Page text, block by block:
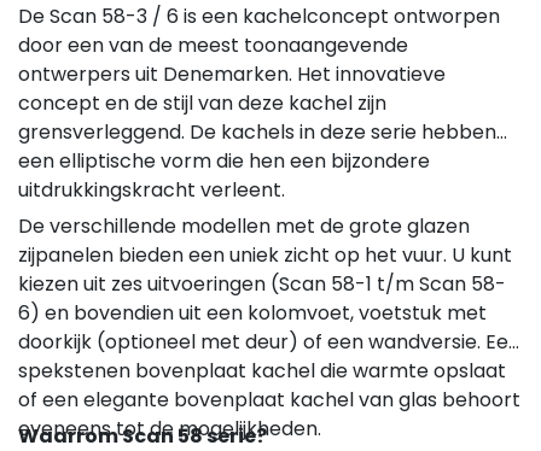
De Scan 58-3 / 6 is een kachelconcept ontworpen
door een van de meest toonaangevende
ontwerpers uit Denemarken. Het innovatieve
concept en de stijl van deze kachel zijn
grensverleggend. De kachels in deze serie hebben
een elliptische vorm die hen een bijzondere
uitdrukkingskracht verleent.
De verschillende modellen met de grote glazen
zijpanelen bieden een uniek zicht op het vuur. U kunt
kiezen uit zes uitvoeringen (Scan 58-1 t/m Scan 58-
6) en bovendien uit een kolomvoet, voetstuk met
doorkijk (optioneel met deur) of een wandversie. Een
spekstenen bovenplaat kachel die warmte opslaat
of een elegante bovenplaat kachel van glas behoort
eveneens tot de mogelijkheden.
Waarrom Scan 58 serie?